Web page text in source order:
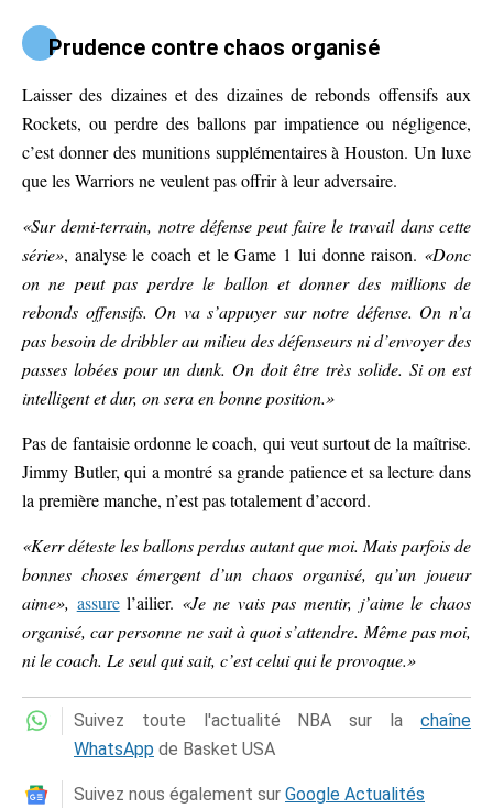
Prudence contre chaos organisé
Laisser des dizaines et des dizaines de rebonds offensifs aux
Rockets, ou perdre des ballons par impatience ou négligence,
c’est donner des munitions supplémentaires à Houston. Un luxe
que les Warriors ne veulent pas offrir à leur adversaire.
«Sur demi-terrain, notre défense peut faire le travail dans cette
série», analyse le coach et le Game 1 lui donne raison. «Donc
on ne peut pas perdre le ballon et donner des millions de
rebonds offensifs. On va s’appuyer sur notre défense. On n’a
pas besoin de dribbler au milieu des défenseurs ni d’envoyer des
passes lobées pour un dunk. On doit être très solide. Si on est
intelligent et dur, on sera en bonne position.»
Pas de fantaisie ordonne le coach, qui veut surtout de la maîtrise.
Jimmy Butler, qui a montré sa grande patience et sa lecture dans
la première manche, n’est pas totalement d’accord.
«Kerr déteste les ballons perdus autant que moi. Mais parfois de
bonnes choses émergent d’un chaos organisé, qu’un joueur
aime», assurel’ailier. «Je ne vais pas mentir, j’aime le chaos
organisé, car personne ne sait à quoi s’attendre. Même pas moi,
ni le coach. Le seul qui sait, c’est celui qui le provoque.»
Suivez toute l'actualité NBA sur la chaîne
WhatsApp de Basket USA
Suivez nous également sur Google Actualités